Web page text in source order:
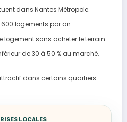
dans Nantes Métropole.
600 logements par an.
logement sans acheter le terrain.
de 30 à 50 % au marché,
dans certains quartiers
LOCALES